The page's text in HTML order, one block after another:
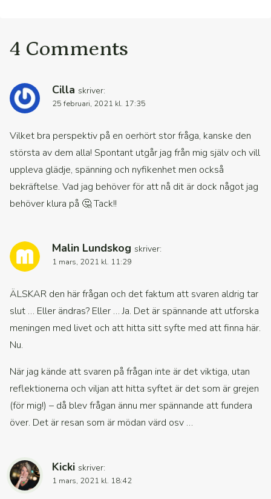
4 Comments
Cilla skriver:
25 februari, 2021 kl. 17:35
Vilket bra perspektiv på en oerhört stor fråga, kanske den
största av dem alla! Spontant utgår jag från mig själv och vill
uppleva glädje, spänning och nyfikenhet men också
bekräftelse. Vad jag behöver för att nå dit är dock något jag
behöver klura på 🤔 Tack!!
Malin Lundskog skriver:
1 mars, 2021 kl. 11:29
ÄLSKAR den här frågan och det faktum att svaren aldrig tar
slut … Eller ändras? Eller … Ja. Det är spännande att utforska
meningen med livet och att hitta sitt syfte med att finna här.
Nu.
När jag kände att svaren på frågan inte är det viktiga, utan
reflektionerna och viljan att hitta syftet är det som är grejen
(för mig!) – då blev frågan ännu mer spännande att fundera
över. Det är resan som är mödan värd osv …
Kicki skriver:
1 mars, 2021 kl. 18:42